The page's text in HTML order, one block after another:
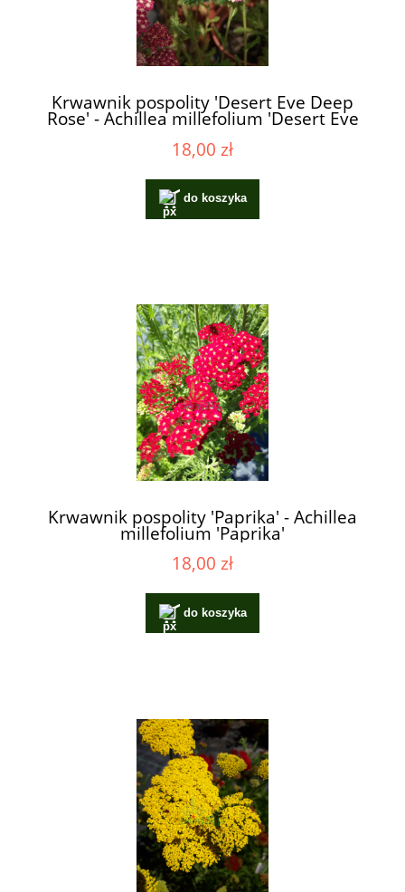
Krwawnik pospolity 'Desert Eve Deep
Rose' - Achillea millefolium 'Desert Eve
18,00 zł
do koszyka
Krwawnik pospolity 'Paprika' - Achillea
millefolium 'Paprika'
18,00 zł
do koszyka